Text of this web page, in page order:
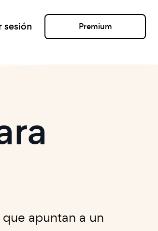
sesión Premium
apuntan a un